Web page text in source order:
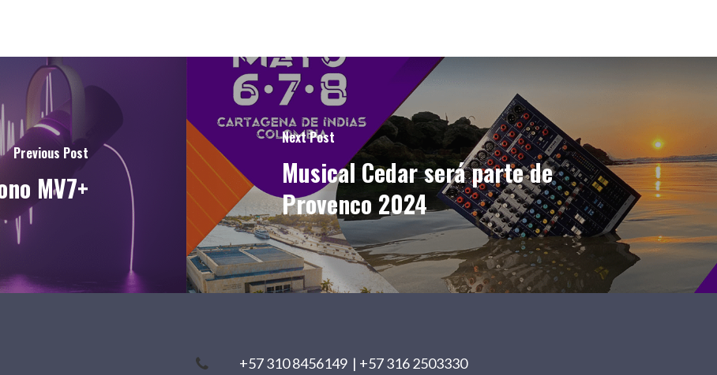
Previous Post
MV7+
Next Post
Musical Cedar será parte de
Provenco 2024
+57 310 8456149 | +57 316 2503330